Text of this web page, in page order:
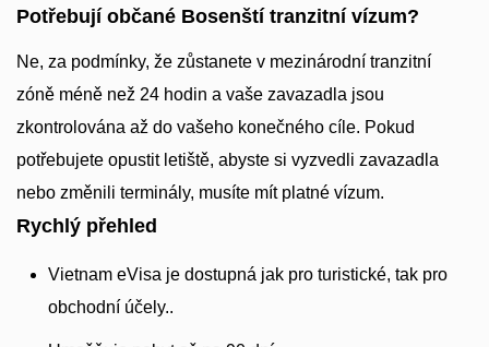
Potřebují občané Bosenští tranzitní vízum?
Ne, za podmínky, že zůstanete v mezinárodní tranzitní
zóně méně než 24 hodin a vaše zavazadla jsou
zkontrolována až do vašeho konečného cíle. Pokud
potřebujete opustit letiště, abyste si vyzvedli zavazadla
nebo změnili terminály, musíte mít platné vízum.
Rychlý přehled
Vietnam eVisa je dostupná jak pro turistické, tak pro
obchodní účely..